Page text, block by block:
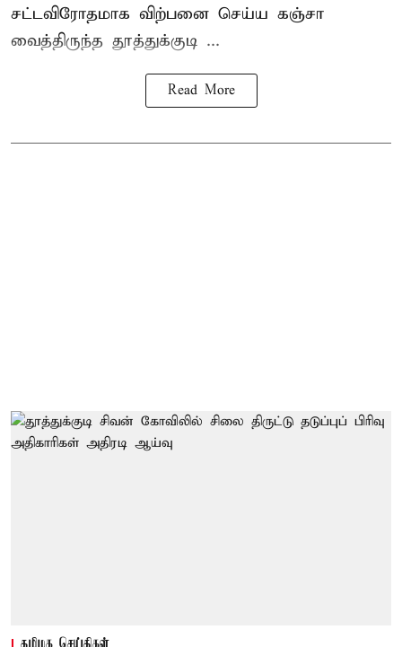
சட்டவிரோதமாக விற்பனை செய்ய கஞ்சா
வைத்திருந்த தூத்துக்குடி ...
Read More